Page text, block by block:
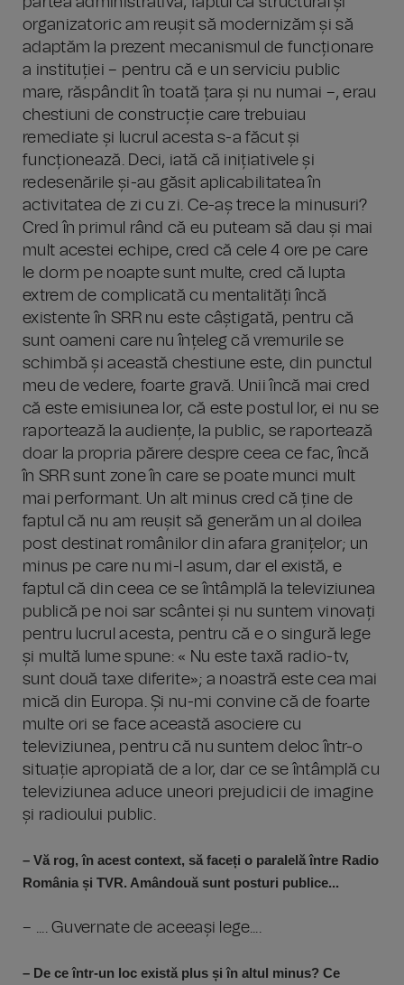
organizatoric am reușit să modernizăm și să
adaptăm la prezent mecanismul de funcționare
a instituției – pentru că e un serviciu public
mare, răspândit în toată țara și nu numai –, erau
chestiuni de construcție care trebuiau
remediate și lucrul acesta s-a făcut și
funcționează. Deci, iată că inițiativele și
redesenările și-au găsit aplicabilitatea în
activitatea de zi cu zi. Ce-aș trece la minusuri?
Cred în primul rând că eu puteam să dau și mai
mult acestei echipe, cred că cele 4 ore pe care
le dorm pe noapte sunt multe, cred că lupta
extrem de complicată cu mentalități încă
existente în SRR nu este câștigată, pentru că
sunt oameni care nu înțeleg că vremurile se
schimbă și această chestiune este, din punctul
meu de vedere, foarte gravă. Unii încă mai cred
că este emisiunea lor, că este postul lor, ei nu se
raportează la audiențe, la public, se raportează
doar la propria părere despre ceea ce fac, încă
în SRR sunt zone în care se poate munci mult
mai performant. Un alt minus cred că ține de
faptul că nu am reușit să generăm un al doilea
post destinat românilor din afara granițelor; un
minus pe care nu mi-l asum, dar el există, e
faptul că din ceea ce se întâmplă la televiziunea
publică pe noi sar scântei și nu suntem vinovați
pentru lucrul acesta, pentru că e o singură lege
și multă lume spune: « Nu este taxă radio-tv,
sunt două taxe diferite»; a noastră este cea mai
mică din Europa. Și nu-mi convine că de foarte
multe ori se face această asociere cu
televiziunea, pentru că nu suntem deloc într-o
situație apropiată de a lor, dar ce se întâmplă cu
televiziunea aduce uneori prejudicii de imagine
și radioului public.
– Vă rog, în acest context, să faceți o paralelă între Radio
România și TVR. Amândouă sunt posturi publice...
– .... Guvernate de aceeași lege....
– De ce într-un loc există plus și în altul minus? Ce